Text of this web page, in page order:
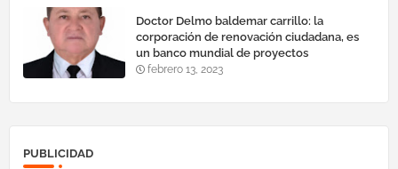
Doctor Delmo baldemar carrillo: la
corporación de renovación ciudadana, es
un banco mundial de proyectos
febrero 13, 2023
PUBLICIDAD